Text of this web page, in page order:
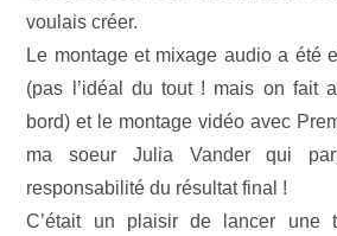
voulais créer.
Le montage et mixage audio a été
(pas l’idéal du tout ! mais on fait
bord) et le montage vidéo avec
ma soeur Julia Vander qui
responsabilité du résultat final !
C’était un plaisir de lancer une